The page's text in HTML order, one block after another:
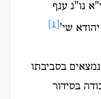
נו"נ ענף
שי'
בסביבתו
בסידור